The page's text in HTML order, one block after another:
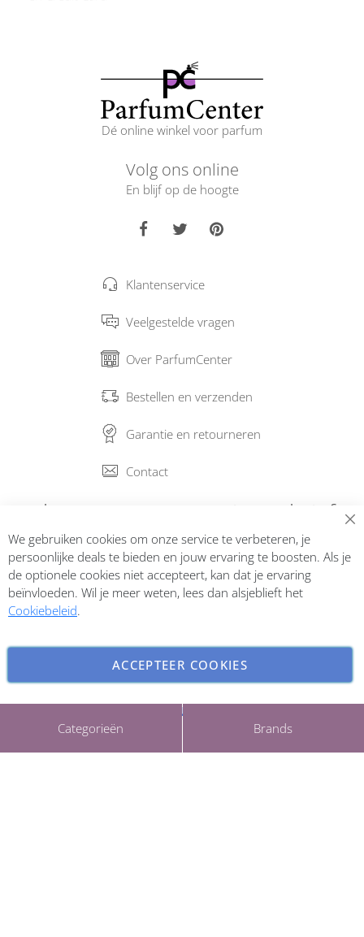
Categorieën Brands
Dé online winkel voor parfum
Volg ons online
En blijf op de hoogte
Klantenservice
Veelgestelde vragen
Over ParfumCenter
Bestellen en verzenden
Garantie en retourneren
Contact
Abonneer op onze nieuwsbrief
Inschrijven
Copyright © 2026 ParfumCenter.nl. All rights reserved.
We gebruiken cookies om onze service te verbeteren, je
persoonlijke deals te bieden en jouw ervaring te boosten. Als je
de optionele cookies niet accepteert, kan dat je ervaring
beïnvloeden. Wil je meer weten, lees dan alsjeblieft het
Cookiebeleid.
ACCEPTEER COOKIES
INSTELLINGEN AANPASSEN